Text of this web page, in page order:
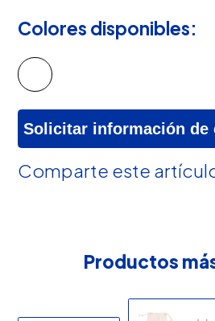
Colores disponibles:
Solicitar información de
Comparte este
Productos